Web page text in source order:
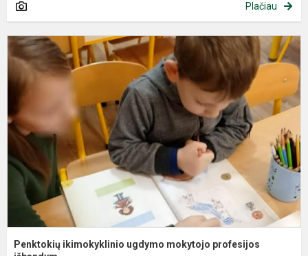
Plačiau
Penktokių ikimokyklinio ugdymo mokytojo profesijos